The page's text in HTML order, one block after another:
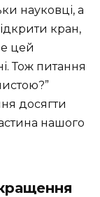
науковці, а
кран,
цей
Тож питання
досягти
нашого